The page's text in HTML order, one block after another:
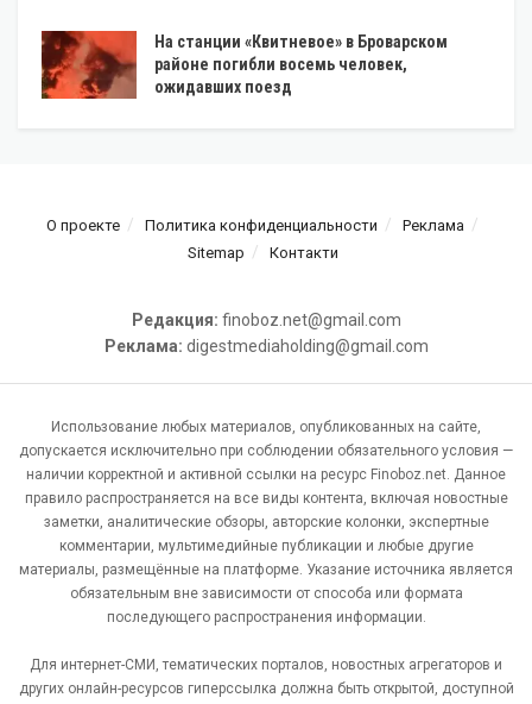
На станции «Квитневое» в Броварском
районе погибли восемь человек,
ожидавших поезд
О проекте Политика конфиденциальности
Реклама
Sitemap
Контакти
Редакция: finoboz.net@gmail.com
Реклама: digestmediaholding@gmail.com
Использование любых материалов, опубликованных на сайте,
допускается исключительно при соблюдении обязательного условия —
наличии корректной и активной ссылки на ресурс Finoboz.net. Данное
правило распространяется на все виды контента, включая новостные
заметки, аналитические обзоры, авторские колонки, экспертные
комментарии, мультимедийные публикации и любые другие
материалы, размещённые на платформе. Указание источника является
обязательным вне зависимости от способа или формата
последующего распространения информации.
Для интернет-СМИ, тематических порталов, новостных агрегаторов и
других онлайн-ресурсов гиперссылка должна быть открытой, доступной